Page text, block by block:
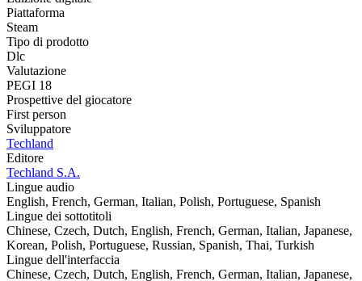
Piattaforma
Steam
Tipo di prodotto
Dlc
Valutazione
PEGI 18
Prospettive del giocatore
First person
Sviluppatore
Techland
Editore
Techland S.A.
Lingue audio
English, French, German, Italian, Polish, Portuguese, Spanish
Lingue dei sottotitoli
Chinese, Czech, Dutch, English, French, German, Italian, Japanese,
Korean, Polish, Portuguese, Russian, Spanish, Thai, Turkish
Lingue dell'interfaccia
Chinese, Czech, Dutch, English, French, German, Italian, Japanese,